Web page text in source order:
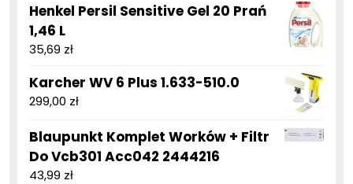
Henkel Persil Sensitive Gel 20 Prań
1,46 L
35,69 zł
Karcher WV 6 Plus 1.633-510.0
299,00 zł
Blaupunkt Komplet Worków + Filtr
Do Vcb301 Acc042 2444216
43,99 zł